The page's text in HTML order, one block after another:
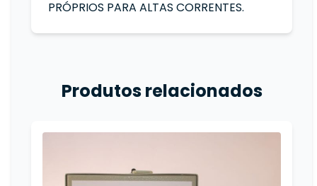
PRÓPRIOS PARA ALTAS CORRENTES.
Produtos relacionados